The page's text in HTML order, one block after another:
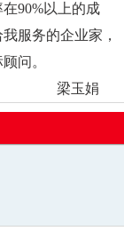
90%以上的成
服务的企业家，
问。
梁玉娟